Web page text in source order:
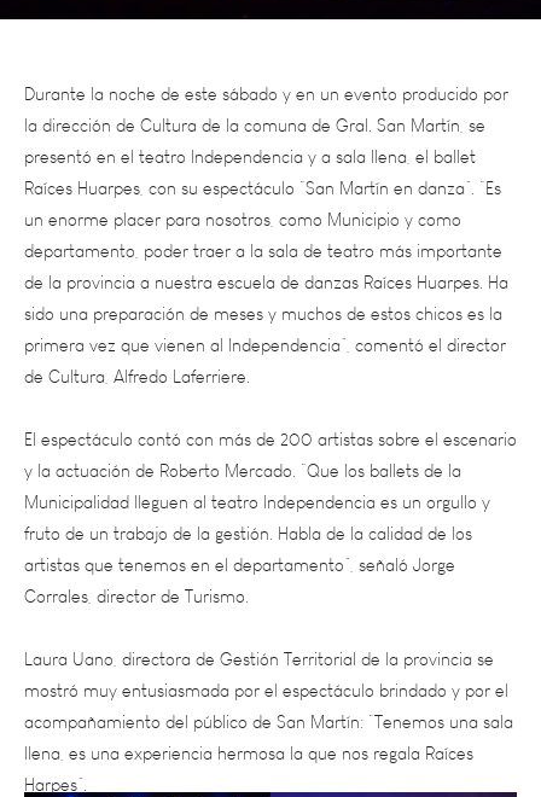
Durante la noche de este sábado y en un evento producido por
la dirección de Cultura de la comuna de Gral. San Martín, se
presentó en el teatro Independencia y a sala llena, el ballet
Raíces Huarpes, con su espectáculo “San Martín en danza”. “Es
un enorme placer para nosotros, como Municipio y como
departamento, poder traer a la sala de teatro más importante
de la provincia a nuestra escuela de danzas Raíces Huarpes. Ha
sido una preparación de meses y muchos de estos chicos es la
primera vez que vienen al Independencia”, comentó el director
de Cultura, Alfredo Laferriere.
El espectáculo contó con más de 200 artistas sobre el escenario
y la actuación de Roberto Mercado. “Que los ballets de la
Municipalidad lleguen al teatro Independencia es un orgullo y
fruto de un trabajo de la gestión. Habla de la calidad de los
artistas que tenemos en el departamento”, señaló Jorge
Corrales, director de Turismo.
Laura Uano, directora de Gestión Territorial de la provincia se
mostró muy entusiasmada por el espectáculo brindado y por el
acompañamiento del público de San Martín: “Tenemos una sala
llena, es una experiencia hermosa la que nos regala Raíces
Harpes”.